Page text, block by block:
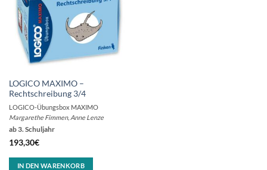
LOGICO MAXIMO –
Rechtschreibung 3/4
ab 3. Schuljahr
193,30€
LOGICO-Übungsbox MAXIMO
Margarethe Fimmen, Anne Lenze
IN DEN WARENKORB